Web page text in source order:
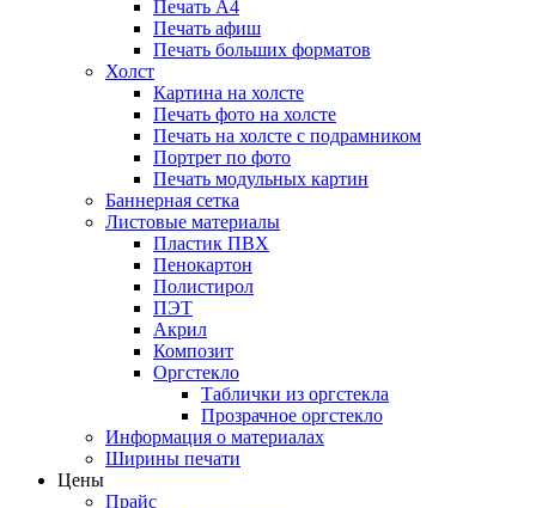
Печать А4
Печать афиш
Печать больших форматов
Холст
Картина на холсте
Печать фото на холсте
Печать на холсте с подрамником
Портрет по фото
Печать модульных картин
Баннерная сетка
Листовые материалы
Пластик ПВХ
Пенокартон
Полистирол
ПЭТ
Акрил
Композит
Оргстекло
Таблички из оргстекла
Прозрачное оргстекло
Информация о материалах
Ширины печати
Цены
Прайс